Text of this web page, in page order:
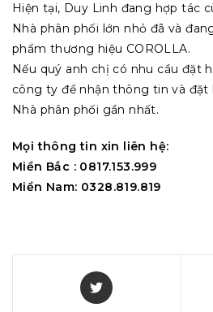
Hiện tại, Duy Linh đang hợp tác
Nhà phân phối lớn nhỏ đã và
phẩm thương hiệu COROLLA.
Nếu quý anh chị có nhu cầu đặt
công ty để nhận thông tin và đặt
Nhà phân phối gần nhất.
Mọi thông tin xin liên hệ:
Miền Bắc : 0817.153.999
Miền Nam: 0328.819.819